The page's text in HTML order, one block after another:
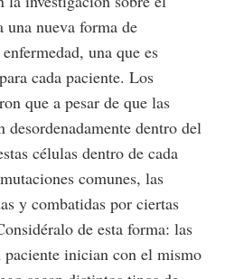
una nueva forma de
una que es
cada paciente. Los
que a pesar de que las
desordenadamente dentro del
células dentro de cada
comunes, las
y combatidas por ciertas
de esta forma: las
paciente inician con el mismo